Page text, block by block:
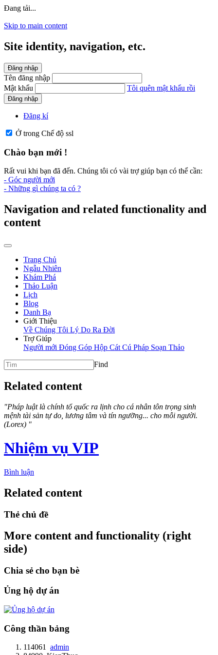
Đang tải...
Skip to main content
Site identity, navigation, etc.
Đăng nhập
Tên đăng nhập
Mật khẩu
Tôi quên mật khẩu rồi
Đăng nhập
Đăng kí
Ở trong Chế độ ssl
Chào bạn mới !
Rất vui khi bạn đã đến. Chúng tôi có vài trợ giúp bạn có thể cần:
- Góc người mới
- Những gì chúng ta có ?
Navigation and related functionality and
content
Trang Chủ
Ngẫu Nhiên
Khám Phá
Thảo Luận
Lịch
Blog
Danh Bạ
Giới Thiệu
Về Chúng Tôi Lý Do Ra Đời
Trợ Giúp
Người mới Đóng Góp Hộp Cát Cú Pháp Soạn Thảo
Find
Related content
"Pháp luật là chính tổ quốc ra lịnh cho cá nhân tôn trọng sinh
mệnh tài sản tự do, lương tâm và tín ngưỡng... cho mỗi người.
(Lorex) "
Nhiệm vụ VIP
Bình luận
Related content
Thẻ chủ đề
More content and functionality (right
side)
Chia sẻ cho bạn bè
Ủng hộ dự án
Công thần bảng
114061
admin